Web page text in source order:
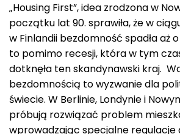
„Housing First”, idea zrodzona w
początku lat 90. sprawiła, że w
w Finlandii bezdomność spadła aż
to pomimo recesji, która w tym
dotknęła ten skandynawski kraj.
bezdomnością to wyzwanie dla
świecie. W Berlinie, Londynie i
próbują rozwiązać problem
wprowadzając specjalne